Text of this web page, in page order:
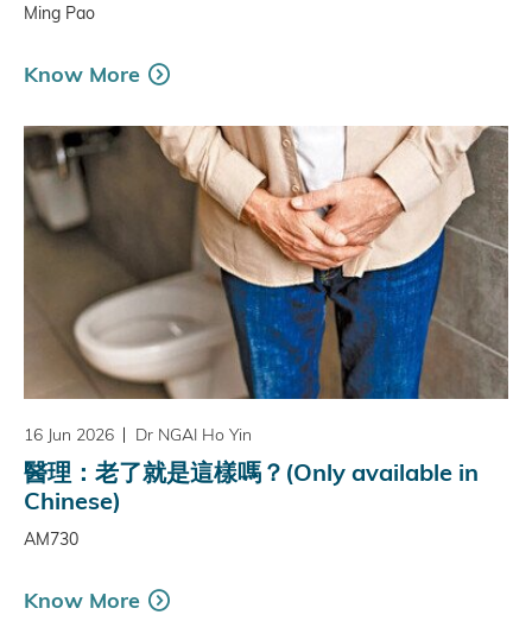
Ming Pao
Know More
16 Jun 2026 Dr NGAI Ho Yin
醫理：老了就是這樣嗎？(Only available in
Chinese)
AM730
Know More